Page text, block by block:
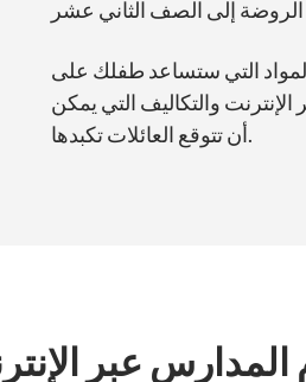
التي ستساعد طفلك على
والتكاليف التي يمكن
أن تتوقع العائلات تكبدها.
عبر